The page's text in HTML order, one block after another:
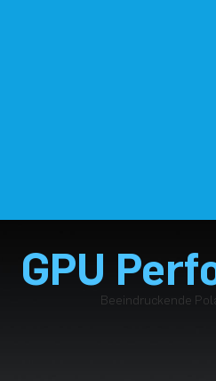
GPU
Beeindruckende